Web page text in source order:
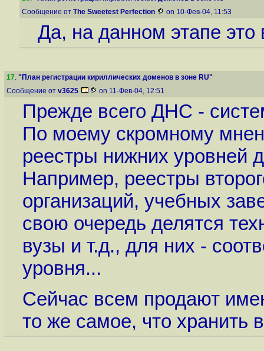
Сообщение от The Sweetest Perfection on 10-Фев-04, 11:53
Да, на данном этапе это
17. "План регистрации кириллических доменов в зоне RU"
Сообщение от v3625 on 11-Фев-04, 12:51
Прежде всего ДНС -
По моему скромному
реестры нижних уровней
Например, реестры
организаций, учебных
свою очередь делятся
вузы и т.д., для них -
уровня...
Сейчас всем продают
то же самое, что хранить